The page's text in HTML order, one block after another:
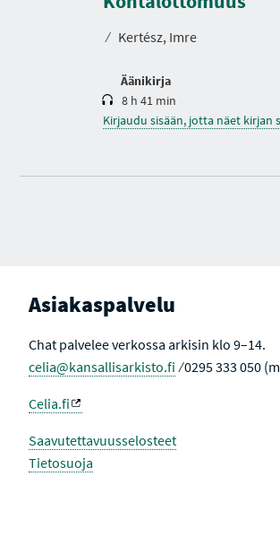
⁄ Kertész, Imre
Äänikirja
t
8 h 41 min
Kirjaudu sisään, jotta näet kirjan
Asiakaspalvelu
Chat palvelee verkossa arkisin klo 9–14.
celia@kansallisarkisto.fi ⁄ 0295 333 050
Celia.fi
Saavutettavuusselosteet
Tietosuoja